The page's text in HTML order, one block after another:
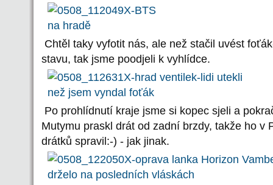
Chtěl taky vyfotit nás, ale než stačil uvést
stavu, tak jsme poodjeli k vyhlídce.
Po prohlídnutí kraje jsme si kopec sjeli a
Mutymu praskl drát od zadní brzdy, takže ho v
drátků spravil:-) - jak jinak.